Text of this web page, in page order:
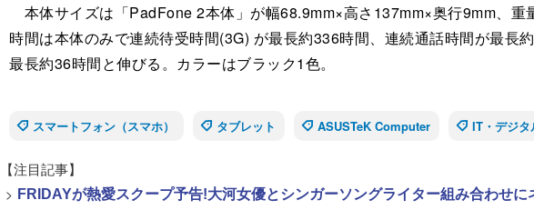
本体サイズは「PadFone 2本体」が幅68.9mm×高さ137mm×奥行9mm、
時間は本体のみで連続待受時間(3G) が最長約336時間、連続通話時間が最
最長約36時間と伸びる。カラーはブラック1色。
スマートフォン（スマホ）
タブレット ASUSTeK Computer IT・デジタ
【注目記事】
> FRIDAYが熱愛スクープ予告!大河女優とシンガーソングライター組み合わせに